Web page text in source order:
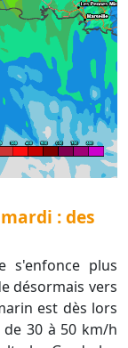
: des
s'enfonce plus
désormais vers
est dès lors
30 à 50 km/h